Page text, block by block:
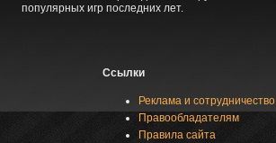
популярных игр последних лет.
Ссылки
Реклама и сотрудничество
Правообладателям
Правила сайта